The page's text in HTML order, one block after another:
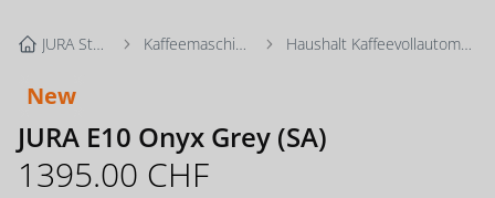
JURA Store Kaffeemaschinen Haushalt Kaffeevollautomaten
New
JURA E10 Onyx Grey (SA)
1395.00 CHF